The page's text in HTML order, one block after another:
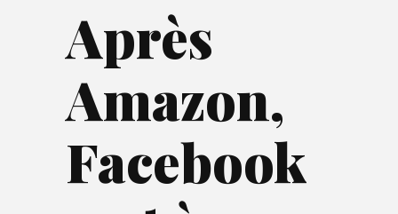
Après
Amazon,
Facebook